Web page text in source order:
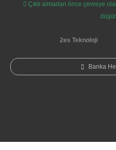
Çıktı almadan önce çevreye
2es Teknoloji
Banka